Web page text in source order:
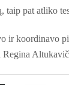
taip pat atliko
ir koordinavo
Regina